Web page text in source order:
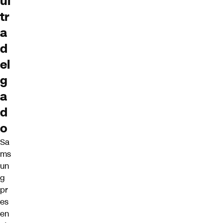
tr
a
d
el
g
a
d
o
Sa
ms
un
g
pr
es
en